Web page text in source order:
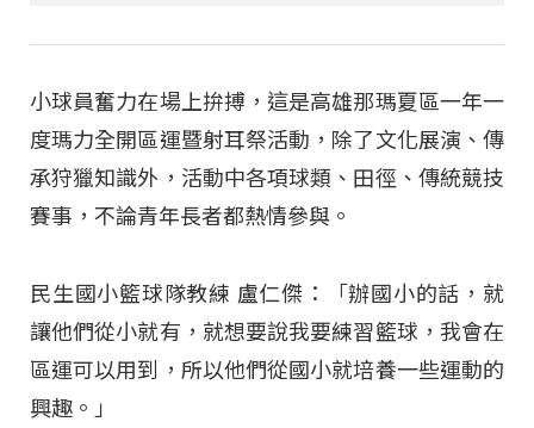
小球員奮力在場上拚搏，這是高雄那瑪夏區一年一
度瑪力全開區運暨射耳祭活動，除了文化展演、傳
承狩獵知識外，活動中各項球類、田徑、傳統競技
賽事，不論青年長者都熱情參與。
民生國小籃球隊教練 盧仁傑：「辦國小的話，就
讓他們從小就有，就想要說我要練習籃球，我會在
區運可以用到，所以他們從國小就培養一些運動的
興趣。」